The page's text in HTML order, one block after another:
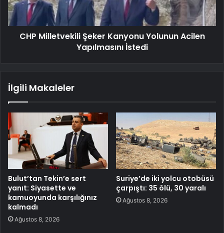
CHP Milletvekili Şeker Kanyonu Yolunun Acilen
Yapılmasını İstedi
İlgili Makaleler
Bulut’tan Tekin’e sert
yanıt: Siyasette ve
kamuoyunda karşılığınız
kalmadı
Ağustos 8, 2026
Suriye’de iki yolcu otobüsü
çarpıştı: 35 ölü, 30 yaralı
Ağustos 8, 2026